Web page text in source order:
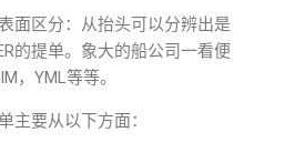
面区分：从抬头可以分辨出是
的提单。象大的船公司一看便
，YML等等。
主要从以下方面：